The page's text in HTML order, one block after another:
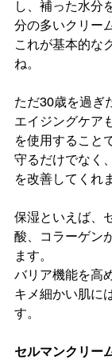
し、補った水分
分の多いクリー
これが基本的な
ね。
ただ30歳を過ぎ
エイジングケア
を使用すること
守るだけでなく
を改善してくれ
保湿といえば、
酸、コラーゲン
ます。
バリア機能を高
キメ細かい肌に
す。
セルマンクリー